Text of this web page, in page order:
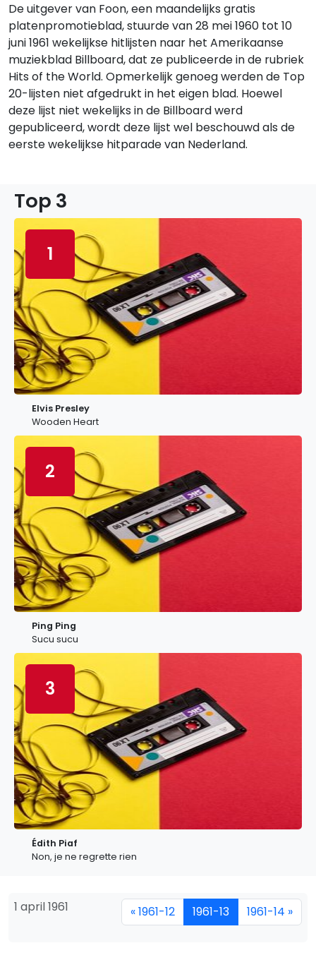
De uitgever van Foon, een maandelijks gratis
platenpromotieblad, stuurde van 28 mei 1960 tot 10
juni 1961 wekelijkse hitlijsten naar het Amerikaanse
muziekblad Billboard, dat ze publiceerde in de rubriek
Hits of the World. Opmerkelijk genoeg werden de Top
20-lijsten niet afgedrukt in het eigen blad. Hoewel
deze lijst niet wekelijks in de Billboard werd
gepubliceerd, wordt deze lijst wel beschouwd als de
eerste wekelijkse hitparade van Nederland.
Top 3
1
Elvis Presley
Wooden Heart
2
Ping Ping
Sucu sucu
3
Édith Piaf
Non, je ne regrette rien
1 april 1961 « 1961-12 1961-13 1961-14 »